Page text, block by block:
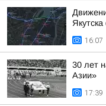
Якутска
16:07
30 лет
Азии»
17:39